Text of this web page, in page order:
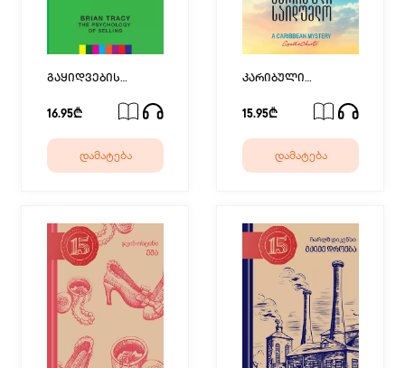
გაყიდვების
16.95₾
დამატება
კარიბული
15.95₾
დამატება